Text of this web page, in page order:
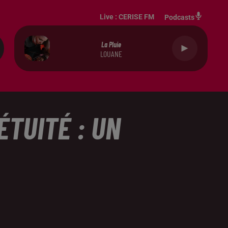
Live : CERISE FM Podcasts
La Pluie
LOUANE
: UN